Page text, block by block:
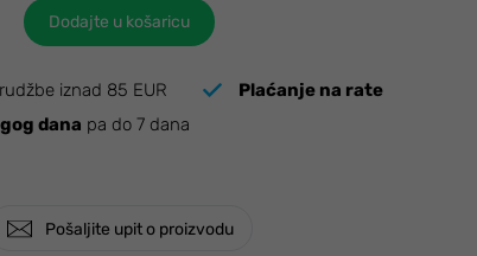
Dodajte u košaricu
iznad 85 EUR
Plaćanje na rate
dana pa do 7 dana
Pošaljite upit o proizvodu